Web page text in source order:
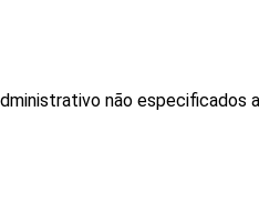
não especificados